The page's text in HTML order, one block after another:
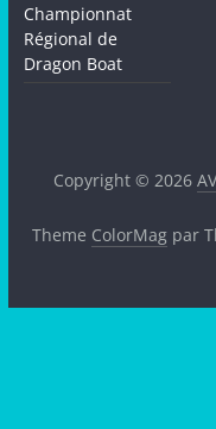
Championnat
Régional de
Dragon Boat
Copyright © 2026
Theme ColorMag par